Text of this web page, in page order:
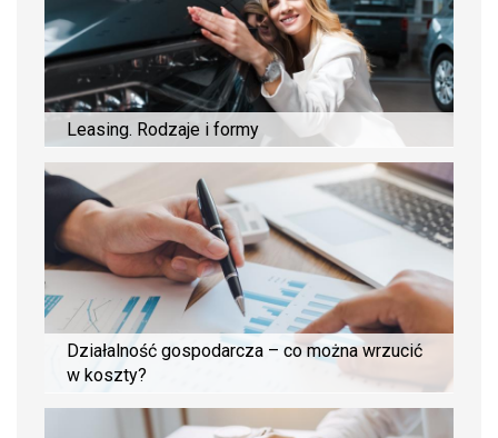
Leasing. Rodzaje i formy
Działalność gospodarcza – co można wrzucić
w koszty?